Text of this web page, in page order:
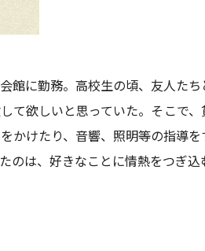
に勤務。高校生の頃、友人た
て欲しいと思っていた。そこで
けたり、音響、照明等の指導
は、好きなことに情熱をつぎ込